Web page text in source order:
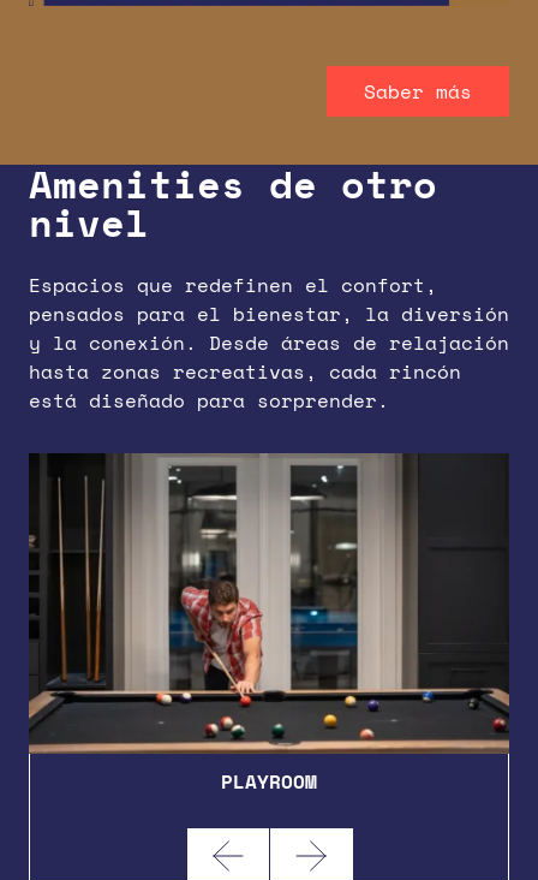
Saber más
Saber más
Saber más
Saber más
Saber más
Amenities de otro
nivel
Espacios que redefinen el confort,
pensados para el bienestar, la diversión
y la conexión. Desde áreas de relajación
hasta zonas recreativas, cada rincón
está diseñado para sorprender.
PLAYROOM